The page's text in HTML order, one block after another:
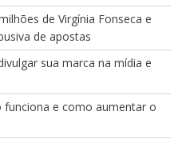
de Virgínia Fonseca e
de apostas
sua marca na mídia e
funciona e como aumentar o